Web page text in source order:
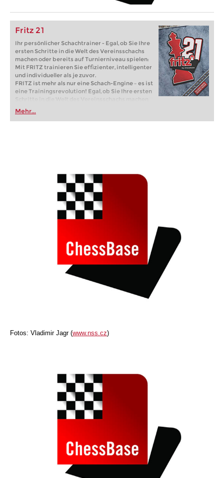
Fritz 21
Ihr persönlicher Schachtrainer - Egal, ob Sie Ihre
ersten Schritte in die Welt des Vereinsschachs
machen oder bereits auf Turnierniveau spielen:
Mit FRITZ trainieren Sie effizienter, intelligenter
und individueller als je zuvor.
FRITZ ist mehr als nur eine Schach-Engine – es ist
eine Trainingsrevolution! Egal, ob Sie Ihre ersten
Schritte in die Welt des Vereinsschachs machen
oder bereits auf Turnierniveau spielen: Mit
FRITZ trainieren Sie effizienter, intelligenter und
individueller als je zuvor.
Mehr...
Fotos: Vladimir Jagr (www.nss.cz)